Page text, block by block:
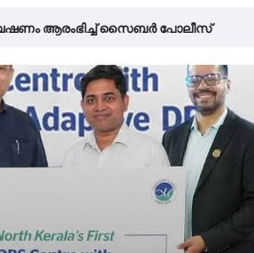
സിജെപി പ്രതിഷേധം